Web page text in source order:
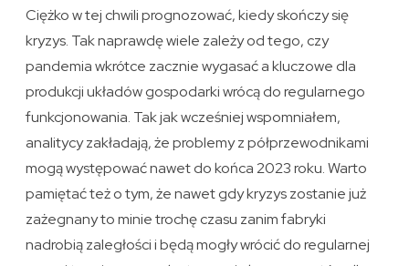
Ciężko w tej chwili prognozować, kiedy skończy się
kryzys. Tak naprawdę wiele zależy od tego, czy
pandemia wkrótce zacznie wygasać a kluczowe dla
produkcji układów gospodarki wrócą do regularnego
funkcjonowania. Tak jak wcześniej wspomniałem,
analitycy zakładają, że problemy z półprzewodnikami
mogą występować nawet do końca 2023 roku. Warto
pamiętać też o tym, że nawet gdy kryzys zostanie już
zażegnany to minie trochę czasu zanim fabryki
nadrobią zaległości i będą mogły wrócić do regularnej